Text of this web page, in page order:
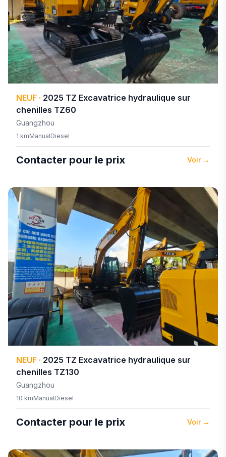
NEUF · 2025 TZ Excavatrice hydraulique sur
chenilles TZ60
Guangzhou
1 kmManualDiesel
Contacter pour le prix Voir→
NEUF · 2025 TZ Excavatrice hydraulique sur
chenilles TZ130
Guangzhou
10 kmManualDiesel
Contacter pour le prix Voir→